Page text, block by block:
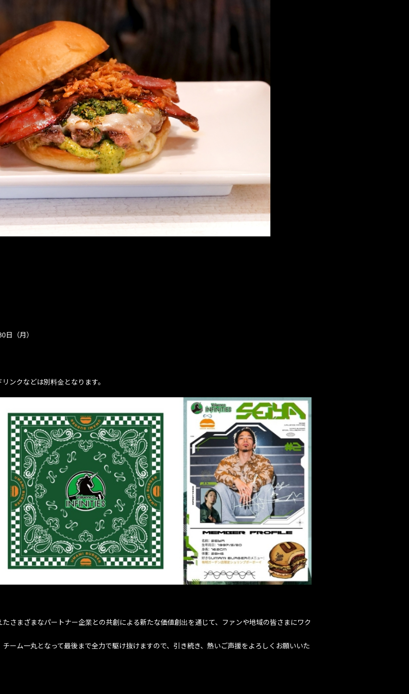
TOP
NEWS
ABOUT US
GOODS
PARTNERS
CONTACT
（月）
ンクなどは別料金となります。
さまざまなパートナー企業との共創による新たな価値創出を通じて、ファンや地域の皆さまにワク
ーム一丸となって最後まで全力で駆け抜けますので、引き続き、熱いご声援をよろしくお願いいた